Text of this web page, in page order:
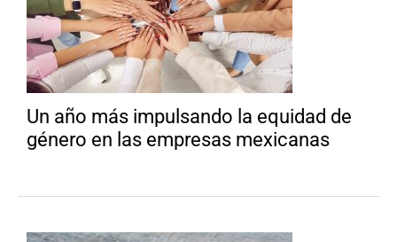
Un año más impulsando la equidad de
género en las empresas mexicanas